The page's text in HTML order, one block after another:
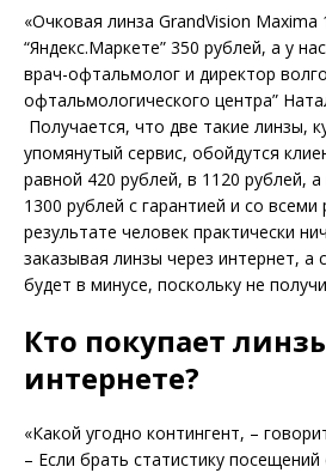
«Очковая линза GrandVision Maxima
“Яндекс.Мар­кете” 350 рублей, а у
врач-офтальмолог и директор
офтальмологического центра”
Получается, что две такие линзы,
упомянутый сервис, обойдутся
равной 420 рублей, в 1120 руб­лей,
1300 рублей с гарантией и со
результате человек практически
заказывая линзы через интернет, а
будет в минусе, поскольку не
Кто покупает
интернете?
«Какой угодно контингент, –
– Если брать статистику